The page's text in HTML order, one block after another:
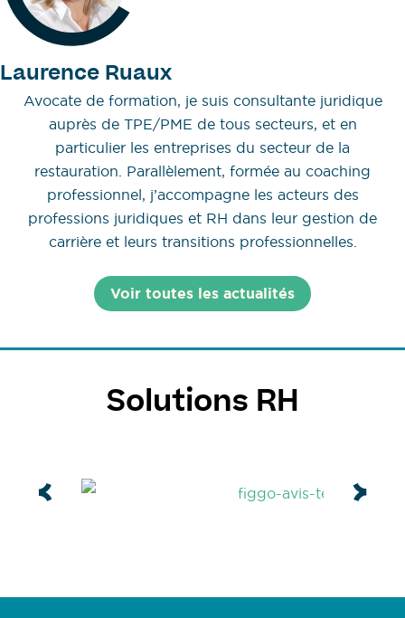
Laurence Ruaux
Avocate de formation, je suis consultante juridique
auprès de TPE/PME de tous secteurs, et en
particulier les entreprises du secteur de la
restauration. Parallèlement, formée au coaching
professionnel, j’accompagne les acteurs des
professions juridiques et RH dans leur gestion de
carrière et leurs transitions professionnelles.
Voir toutes les actualités
Solutions RH